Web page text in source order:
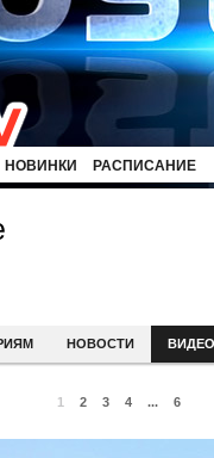
НОВИНКИ РАСПИСАНИЕ
НОВОСТИ ВИДЕО
1 2 3 4 ... 6